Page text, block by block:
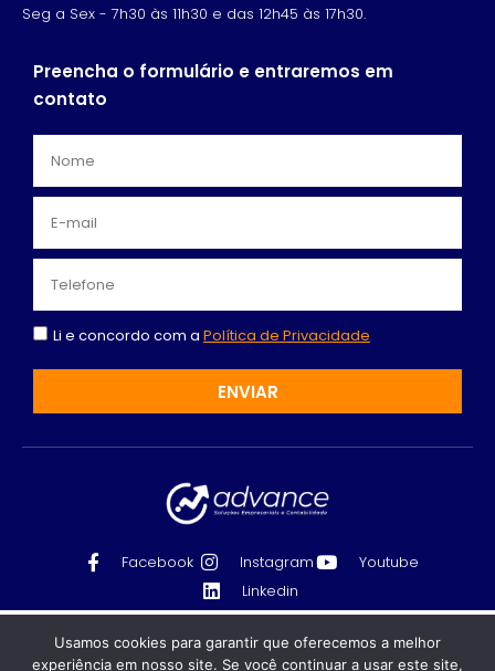
Seg a Sex - 7h30 às 11h30 e das 12h45 às 17h30.
Preencha o formulário e entraremos em
contato
Li e concordo com a Política de Privacidade
ENVIAR
Facebook Instagram
Youtube
Linkedin
Contabilidade em Indaiatuba - SP | Advanced
Serviços Contábeis LTDA - 10.757.349/0001-26 - Todos
Recomendado só para você
Usamos cookies para garantir que oferecemos a melhor
experiência em nosso site. Se você continuar a usar este site,